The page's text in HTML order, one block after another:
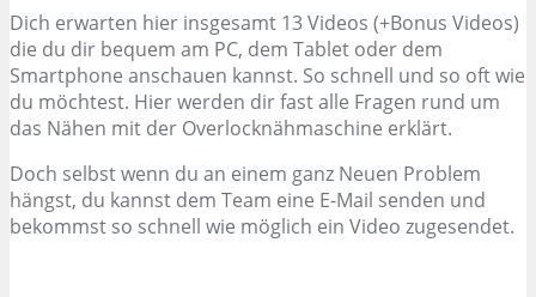
Dich erwarten hier insgesamt 13 Videos (+Bonus Videos)
die du dir bequem am PC, dem Tablet oder dem
Smartphone anschauen kannst. So schnell und so oft wie
du möchtest. Hier werden dir fast alle Fragen rund um
das Nähen mit der Overlocknähmaschine erklärt.
Doch selbst wenn du an einem ganz Neuen Problem
hängst, du kannst dem Team eine E-Mail senden und
bekommst so schnell wie möglich ein Video zugesendet.